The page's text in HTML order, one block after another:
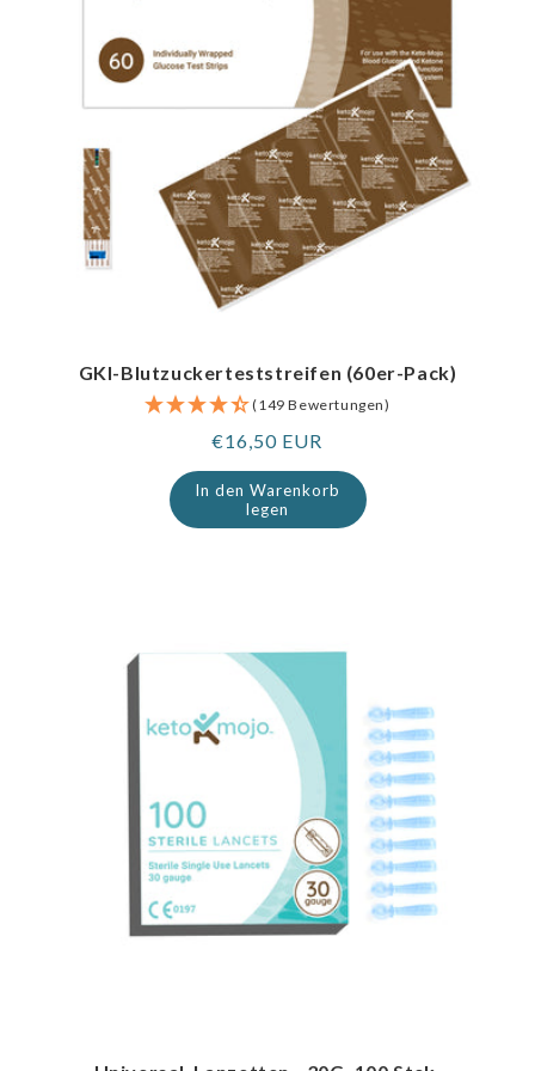
GKI-Blutzuckerteststreifen (60er-Pack)
(149 Bewertungen)
Regulärer
Preis
€16,50 EUR
In den Warenkorb
legen